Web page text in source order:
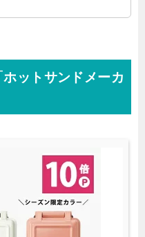
ットサンドメーカ